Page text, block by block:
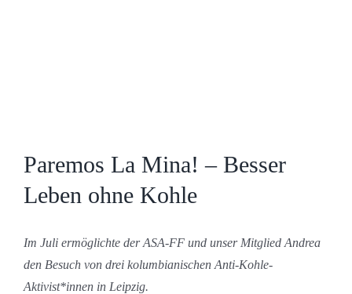
Paremos La Mina! – Besser
Leben ohne Kohle
Im Juli ermöglichte der ASA-FF und unser Mitglied Andrea
den Besuch von drei kolumbianischen Anti-Kohle-
Aktivist*innen in Leipzig.